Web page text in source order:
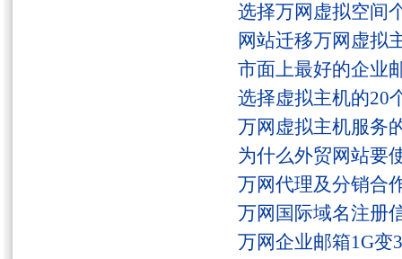
选择万网虚拟空间
网站迁移万网虚拟
市面上最好的企业
选择虚拟主机的20
万网虚拟主机服务
为什么外贸网站要
万网代理及分销合
万网国际域名注册
万网企业邮箱1G变